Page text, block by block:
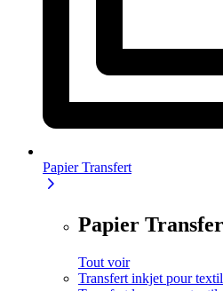
Papier Transfert
Papier
Tout voir
Transfert inkjet pour